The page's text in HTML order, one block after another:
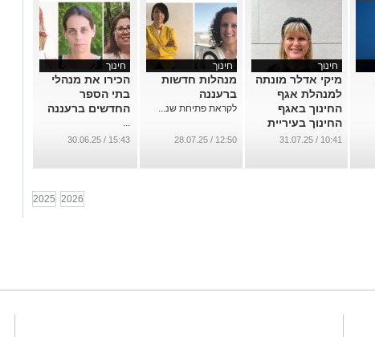
חינוך
מיקי אדלר מונתה
למנהלת אגף
החינוך באגף
החינוך בעיריית
רעננה
10:41 / 31.07.25
חינוך
מנהלות חדשות
ברעננה
לקראת פתיחת שנ...
12:50 / 28.07.25
חינוך
הכירו את מנהלי
בתי הספר
החדשים ברעננה
...
15:43 / 30.06.25
2025 2026